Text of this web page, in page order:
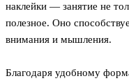
наклейки — занятие не
полезное. Оно
внимания и мышления.
Благодаря удобному